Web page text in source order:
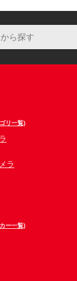
リ一覧)
ラ
ー一覧)